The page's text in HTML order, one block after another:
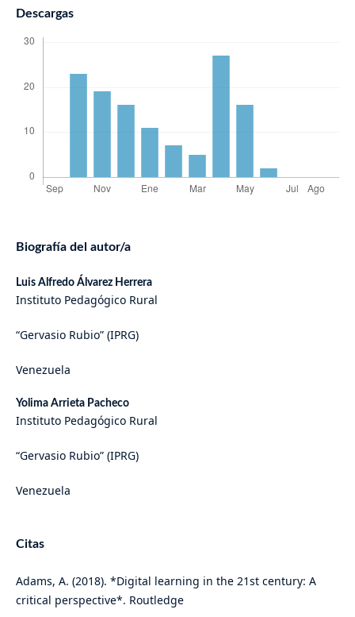
Descargas
Biografía del autor/a
Luis Alfredo Álvarez Herrera
Instituto Pedagógico Rural
“Gervasio Rubio” (IPRG)
Venezuela
Yolima Arrieta Pacheco
Instituto Pedagógico Rural
“Gervasio Rubio” (IPRG)
Venezuela
Citas
Adams, A. (2018). *Digital learning in the 21st century: A
critical perspective*. Routledge